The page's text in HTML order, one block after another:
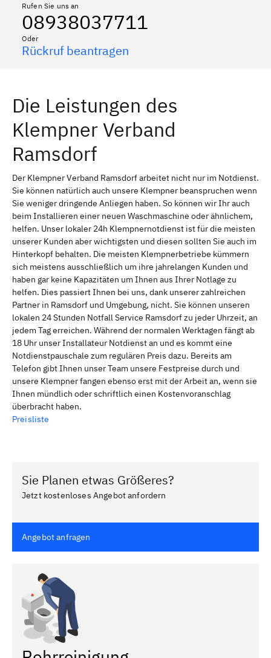
Rufen Sie uns an
08938037711
Oder
Rückruf beantragen
Die Leistungen des
Klempner Verband
Ramsdorf
Der Klempner Verband Ramsdorf arbeitet nicht nur im Notdienst.
Sie können natürlich auch unsere Klempner beanspruchen wenn
Sie weniger dringende Anliegen haben. So können wir Ihr auch
beim Installieren einer neuen Waschmaschine oder ähnlichem,
helfen. Unser lokaler 24h Klempnernotdienst ist für die meisten
unserer Kunden aber wichtigsten und diesen sollten Sie auch im
Hinterkopf behalten. Die meisten Klempnerbetriebe kümmern
sich meistens ausschließlich um ihre jahrelangen Kunden und
haben gar keine Kapazitäten um Ihnen aus Ihrer Notlage zu
helfen. Dies passiert Ihnen bei uns, dank unserer zahlreichen
Partner in Ramsdorf und Umgebung, nicht. Sie können unseren
lokalen 24 Stunden Notfall Service Ramsdorf zu jeder Uhrzeit, an
jedem Tag erreichen. Während der normalen Werktagen fängt ab
18 Uhr unser Installateur Notdienst an und es kommt eine
Notdienstpauschale zum regulären Preis dazu. Bereits am
Telefon gibt Ihnen unser Team unsere Festpreise durch und
unsere Klempner fangen ebenso erst mit der Arbeit an, wenn sie
Ihnen mündlich oder schriftlich einen Kostenvoranschlag
überbracht haben.
Preisliste
Sie Planen etwas Größeres?
Jetzt kostenloses Angebot anfordern
Angebot anfragen